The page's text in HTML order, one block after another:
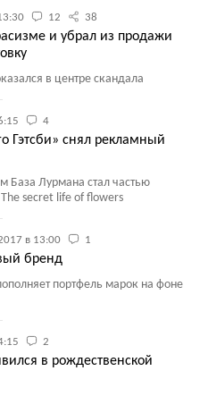
12 38
и убрал из продажи
в центре скандала
4
Гэтсби» снял рекламный
База Лурмана стал частью
secret life of flowers
в 13:00 1
бренд
портфель марок на фоне
2
в рождественской